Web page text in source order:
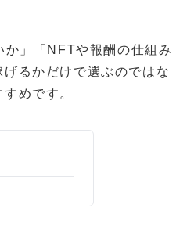
」「NFTや報酬の仕組み
るかだけで選ぶのではな
めです。